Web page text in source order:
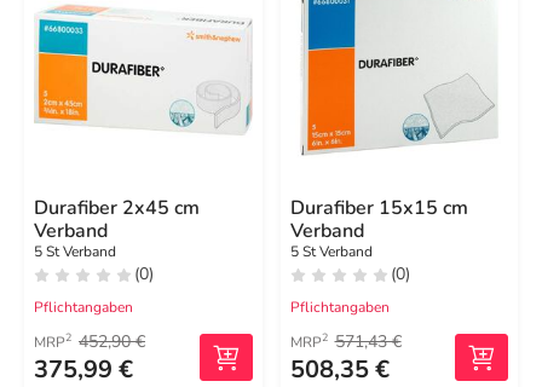
Durafiber 2x45 cm
Verband
5 St Verband
(0)
Pflichtangaben
MRP2 452,90 €
375,99 €
Durafiber 15x15 cm
Verband
5 St Verband
(0)
Pflichtangaben
MRP2 571,43 €
508,35 €